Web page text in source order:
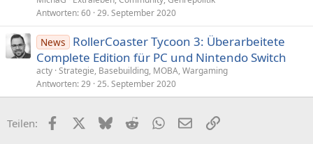
Antworten 60 29. September 2020
News
RollerCoaster Tycoon 3: Überarbeitete
Complete Edition für PC und Nintendo Switch
acty Strategie, Basebuilding, MOBA, Wargaming
Antworten 29 25. September 2020
Teilen: FacebookX (Twitter)
BlueskyRedditWhatsApp
E-MailLink